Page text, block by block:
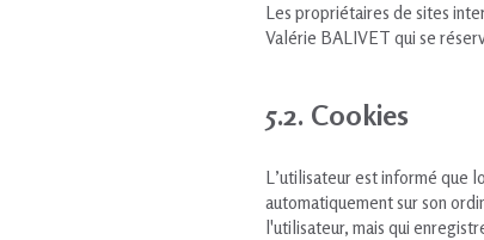
Les propriétaires de sites
Valérie BALIVET qui se
5.2. Cookies
L’utilisateur est informé que
automatiquement sur son
l'utilisateur, mais qui